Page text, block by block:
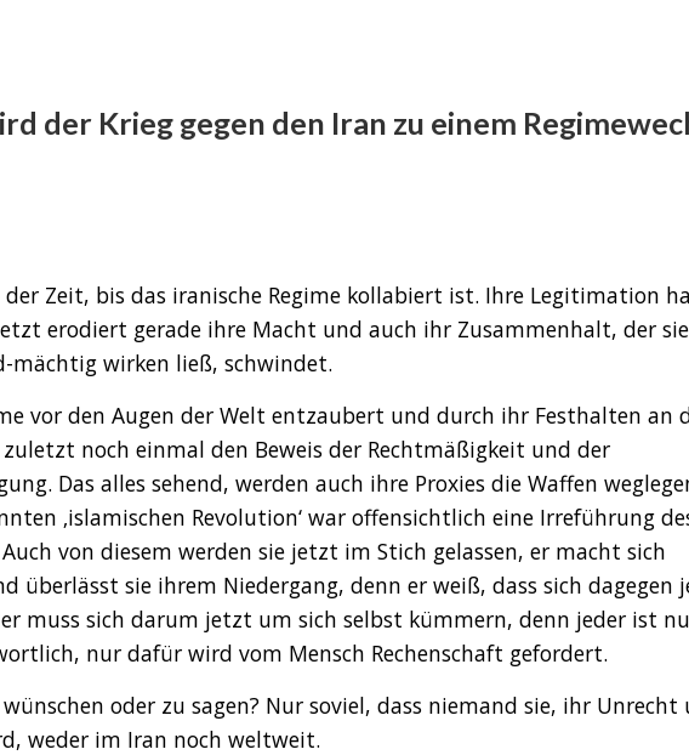
der Krieg gegen den Iran zu einem
der Zeit, bis das iranische Regime kollabiert ist. Ihre Legitimation
erodiert gerade ihre Macht und auch ihr Zusammenhalt, der sie
mächtig wirken ließ, schwindet.
vor den Augen der Welt entzaubert und durch ihr Festhalten an
noch einmal den Beweis der Rechtmäßigkeit und der
Das alles sehend, werden auch ihre Proxies die Waffen
‚islamischen Revolution‘ war offensichtlich eine Irreführung
von diesem werden sie jetzt im Stich gelassen, er macht sich
überlässt sie ihrem Niedergang, denn er weiß, dass sich dagegen
muss sich darum jetzt um sich selbst kümmern, denn jeder ist
nur dafür wird vom Mensch Rechenschaft gefordert.
oder zu sagen? Nur soviel, dass niemand sie, ihr Unrecht
weder im Iran noch weltweit.